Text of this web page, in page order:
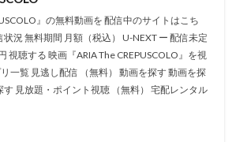
白瀬英典 白熊寛嗣
白石 涼子
石晴香 福沢良一
福田信昭
花村怜美 芝田浩樹
芥川比呂志
屋雁之助 芦田愛菜
芦田豊雄
』の無料動画を 配信中のサイトはこち
状況 無料期間 月額（税込） U-NEXT ー 配信未定
視聴する 映画『ARIA The CREPUSCOLO』を視
一覧 見逃し配信 （無料） 動画を探す 動画を探
す 見放題・ポイント視聴 （無料） 宅配レンタル